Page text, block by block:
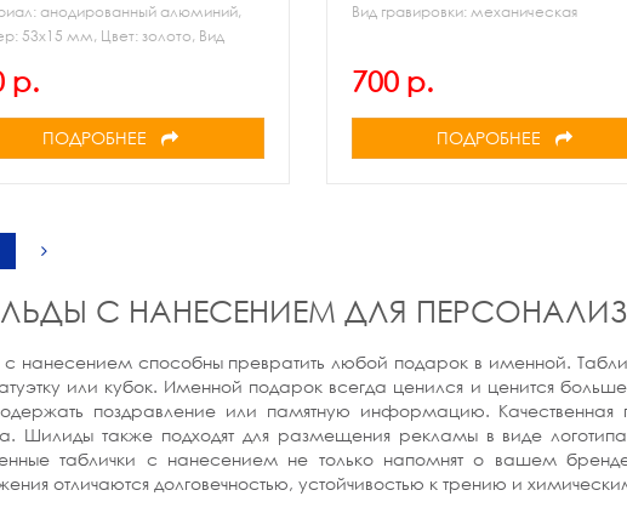
анодированный алюминий,
53х15 мм, Цвет: золото, Вид
р.
ПОДРОБНЕЕ
Вид гравировки: механическая
700 р.
ПОДРОБНЕЕ
С НАНЕСЕНИЕМ ДЛЯ
нанесением способны превратить любой подарок в именной.
или кубок. Именной подарок всегда ценился и ценится
поздравление или памятную информацию. Качественная
Шилиды также подходят для размещения рекламы в виде
таблички с нанесением не только напомнят о вашем
отличаются долговечностью, устойчивостью к трению и